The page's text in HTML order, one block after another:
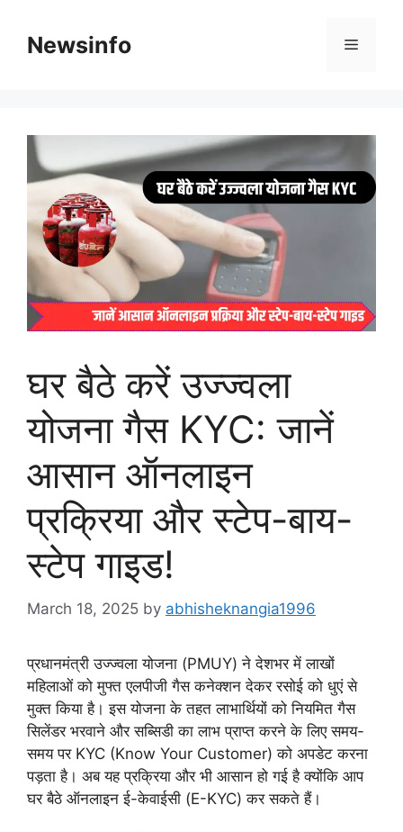
contentNewsinfo Menu
घर बैठे करें उज्ज्वला
योजना गैस KYC: जानें
आसान ऑनलाइन
प्रक्रिया और स्टेप-बाय-
स्टेप गाइड!
March 18, 2025 by abhisheknangia1996
प्रधानमंत्री उज्ज्वला योजना (PMUY) ने देशभर में लाखों
महिलाओं को मुफ्त एलपीजी गैस कनेक्शन देकर रसोई को धुएं से
मुक्त किया है। इस योजना के तहत लाभार्थियों को नियमित गैस
सिलेंडर भरवाने और सब्सिडी का लाभ प्राप्त करने के लिए समय-
समय पर KYC (Know Your Customer) को अपडेट करना
पड़ता है। अब यह प्रक्रिया और भी आसान हो गई है क्योंकि आप
घर बैठे ऑनलाइन ई-केवाईसी (E-KYC) कर सकते हैं।